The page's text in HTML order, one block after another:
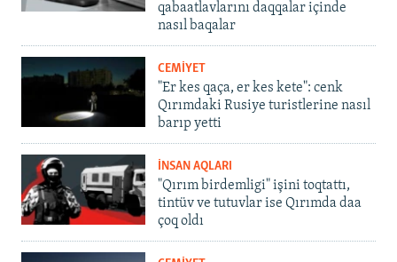
qabaatlavlarını daqqalar içinde
nasıl baqalar
CEMİYET
"Er kes qaça, er kes kete": cenk
Qırımdaki Rusiye turistlerine nasıl
barıp yetti
İNSAN AQLARI
"Qırım birdemligi" işini toqtattı,
tintüv ve tutuvlar ise Qırımda daa
çoq oldı